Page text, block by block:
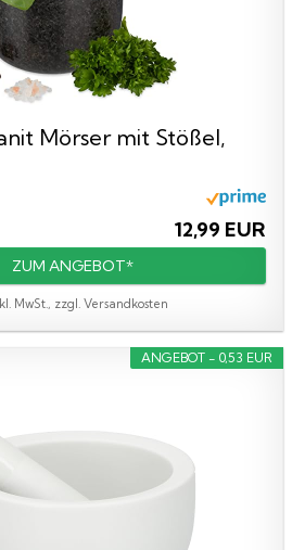
Mörser mit Stößel,
12,99 EUR
ZUM ANGEBOT*
MwSt., zzgl. Versandkosten
ANGEBOT - 0,53 EUR